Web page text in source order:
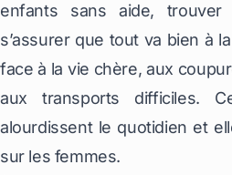
enfants sans aide, trouver
s’assurer que tout va bien à
face à la vie chère, aux
aux transports difficiles.
alourdissent le quotidien et
sur les femmes.